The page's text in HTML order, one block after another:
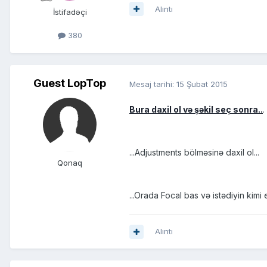
İstifadəçi
380
Alıntı
Guest LopTop
Qonaq
Mesaj tarihi: 15 Şubat 2015
Bura daxil ol və şəkil seç sonra...
...Adjustments bölməsinə daxil ol...
...Orada Focal bas və istədiyin kimi
Alıntı